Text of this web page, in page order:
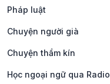
Pháp luật
Chuyện người già
Chuyện thầm kín
Học ngoại ngữ qua Radio